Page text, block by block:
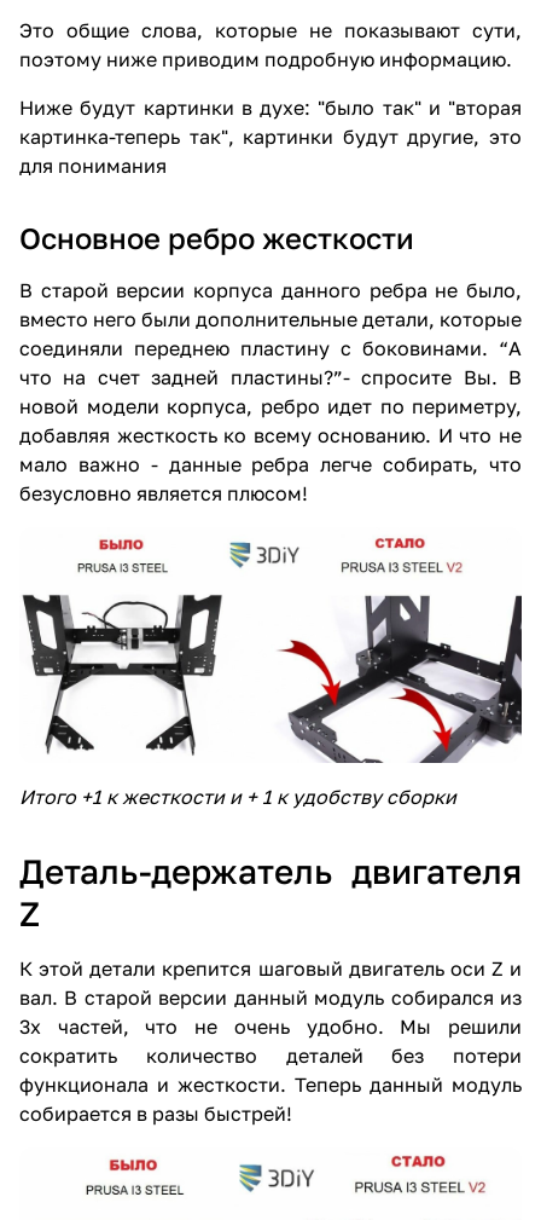
Это общие слова, которые не показывают сути,
поэтому ниже приводим подробную информацию.
Ниже будут картинки в духе: "было так" и "вторая
картинка-теперь так", картинки будут другие, это
для понимания
Основное ребро жесткости
В старой версии корпуса данного ребра не было,
вместо него были дополнительные детали, которые
соединяли переднею пластину с боковинами. “А
что на счет задней пластины?”- спросите Вы. В
новой модели корпуса, ребро идет по периметру,
добавляя жесткость ко всему основанию. И что не
мало важно - данные ребра легче собирать, что
безусловно является плюсом!
Итого +1 к жесткости и + 1 к удобству сборки
Деталь-держатель двигателя
Z
К этой детали крепится шаговый двигатель оси Z и
вал. В старой версии данный модуль собирался из
3х частей, что не очень удобно. Мы решили
сократить количество деталей без потери
функционала и жесткости. Теперь данный модуль
собирается в разы быстрей!